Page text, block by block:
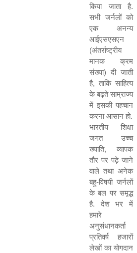
किया जाता है.
सभी जर्नलों को
एक
अनन्य
आईएसएसएन
(अंतर्राष्ट्रीय
मानक क्रम
संख्या) दी जाती
है, ताकि साहित्य
के बढ़ते साम्राज्य
में इसकी पहचान
करना आसान हो.
भारतीय शिक्षा
जगत उच्च
ख्याति, व्यापक
तौर पर पढ़े जाने
वाले तथा अनेक
बहु-विषयी जर्नलों
के बल पर समृद्ध
है. देश भर में
हमारे
अनुसंधानकर्ता
प्रतिवर्ष हजारों
लेखों का योगदान